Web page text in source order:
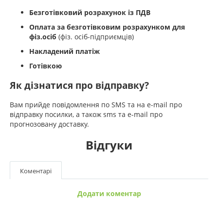
Безготівковий розрахунок із ПДВ
Оплата за безготівковим розрахунком для
фіз.осіб (фіз. осіб-підприємців)
Накладений платіж
Готівкою
Як дізнатися про відправку?
Вам прийде повідомлення по SMS та на e-mail про
відправку посилки, а також sms та e-mail про
прогнозовану доставку.
Відгуки
Коментарі
Додати коментар